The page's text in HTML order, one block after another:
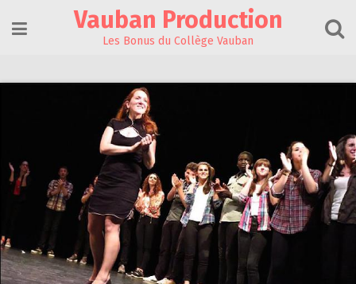
content
Vauban Production
Les Bonus du Collège Vauban